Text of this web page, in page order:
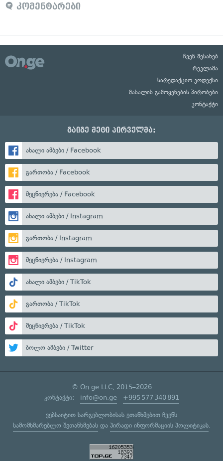
კომენტარები
ჩვენ შესახებ
რეკლამა
სარედაქციო კოდექსი
მასალის გამოყენების პირობები
კონტაქტი
გაიგე მეტი პირველმა:
ახალი ამბები / Facebook
გართობა / Facebook
მეცნიერება / Facebook
ახალი ამბები / Instagram
გართობა / Instagram
მეცნიერება / Instagram
ახალი ამბები / TikTok
გართობა / TikTok
მეცნიერება / TikTok
ბოლო ამბები / Twitter
© On.ge LLC, 2015–2026
კონტაქტი: info@on.ge +995 577 340 891
ვებსაიტით სარგებლობისას ეთანხმებით ჩვენს
სამომხმარებლო შეთანხმებასდა პირადი ინფორმაციის პოლიტიკას.